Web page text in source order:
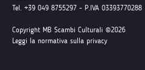
Tel. +39 049 8755297 - P.IVA 03393770288
Copyright MB Scambi Culturali ©2026
Leggi la normativa sulla privacy